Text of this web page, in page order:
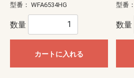
型番： WFA6534HG
数量
カートに入れる
型番：
数量